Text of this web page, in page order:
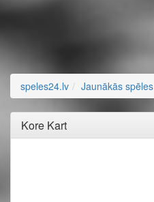
speles24.lv Jaunākās spēles
Kore Kart